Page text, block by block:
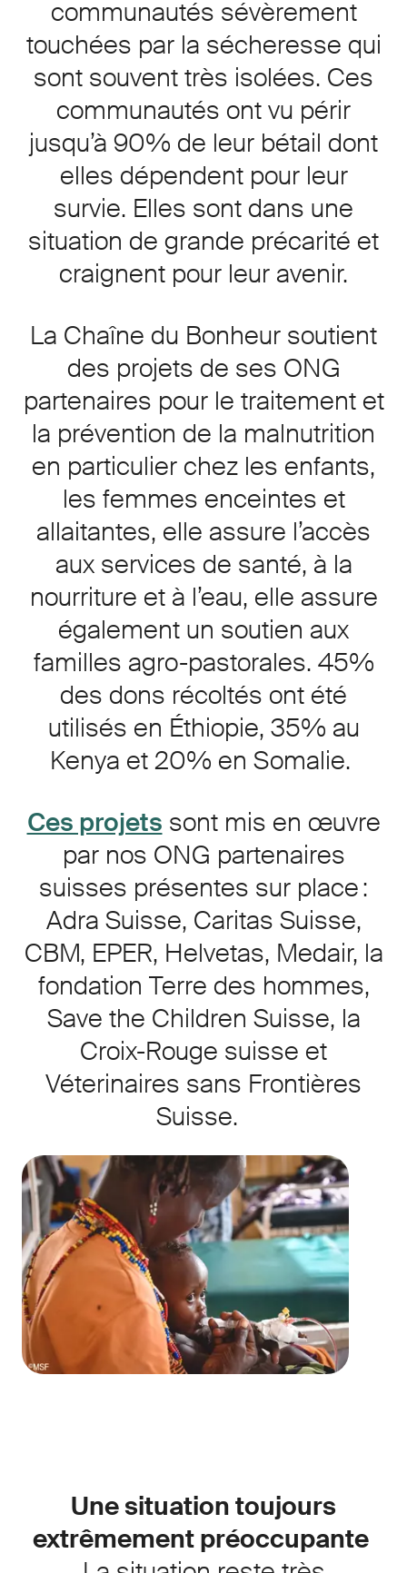
communautés sévèrement
touchées par la sécheresse qui
sont souvent très isolées. Ces
communautés ont vu périr
jusqu’à 90% de leur bétail dont
elles dépendent pour leur
survie. Elles sont dans une
situation de grande précarité et
craignent pour leur avenir.
La Chaîne du Bonheur soutient
des projets de ses ONG
partenaires pour le traitement et
la prévention de la malnutrition
en particulier chez les enfants,
les femmes enceintes et
allaitantes, elle assure l’accès
aux services de santé, à la
nourriture et à l’eau, elle assure
également un soutien aux
familles agro-pastorales. 45%
des dons récoltés ont été
utilisés en Éthiopie, 35% au
Kenya et 20% en Somalie.
Ces projets sont mis en œuvre
par nos ONG partenaires
suisses présentes sur place :
Adra Suisse, Caritas Suisse,
CBM, EPER, Helvetas, Medair, la
fondation Terre des hommes,
Save the Children Suisse, la
Croix-Rouge suisse et
Véterinaires sans Frontières
Suisse.
Une situation toujours
extrêmement préoccupante